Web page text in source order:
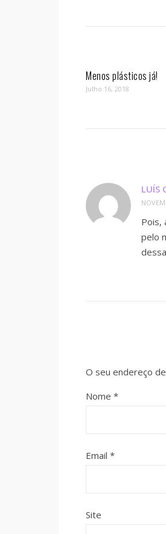
Menos plásticos já!
Julho 16, 2018
LUÍS
Pois,
pelo
O seu endereço
Nome *
Email *
Site